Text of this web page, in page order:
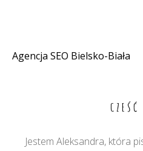
Nawigacja
Agencja SEO Bielsko-Biała
Jestem Aleksandra, która